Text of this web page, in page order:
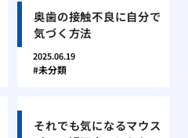
奥歯の接触不良に自分で
気づく方法
2025.06.19
未分類
それでも気になるマウス